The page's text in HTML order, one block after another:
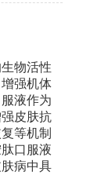
物活性
强机体
液作为
皮肤抗
等机制
口服液
病中具